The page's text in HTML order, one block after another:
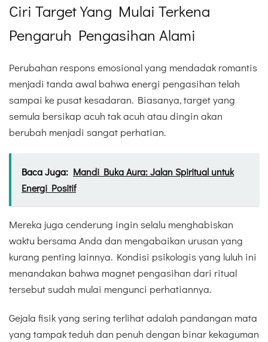
Ciri Target Yang Mulai Terkena
Pengaruh Pengasihan Alami
Perubahan respons emosional yang mendadak romantis
menjadi tanda awal bahwa energi pengasihan telah
sampai ke pusat kesadaran. Biasanya, target yang
semula bersikap acuh tak acuh atau dingin akan
berubah menjadi sangat perhatian.
Baca Juga: Mandi Buka Aura: Jalan Spiritual untuk
Energi Positif
Mereka juga cenderung ingin selalu menghabiskan
waktu bersama Anda dan mengabaikan urusan yang
kurang penting lainnya. Kondisi psikologis yang luluh ini
menandakan bahwa magnet pengasihan dari ritual
tersebut sudah mulai mengunci perhatiannya.
Gejala fisik yang sering terlihat adalah pandangan mata
yang tampak teduh dan penuh dengan binar kekaguman